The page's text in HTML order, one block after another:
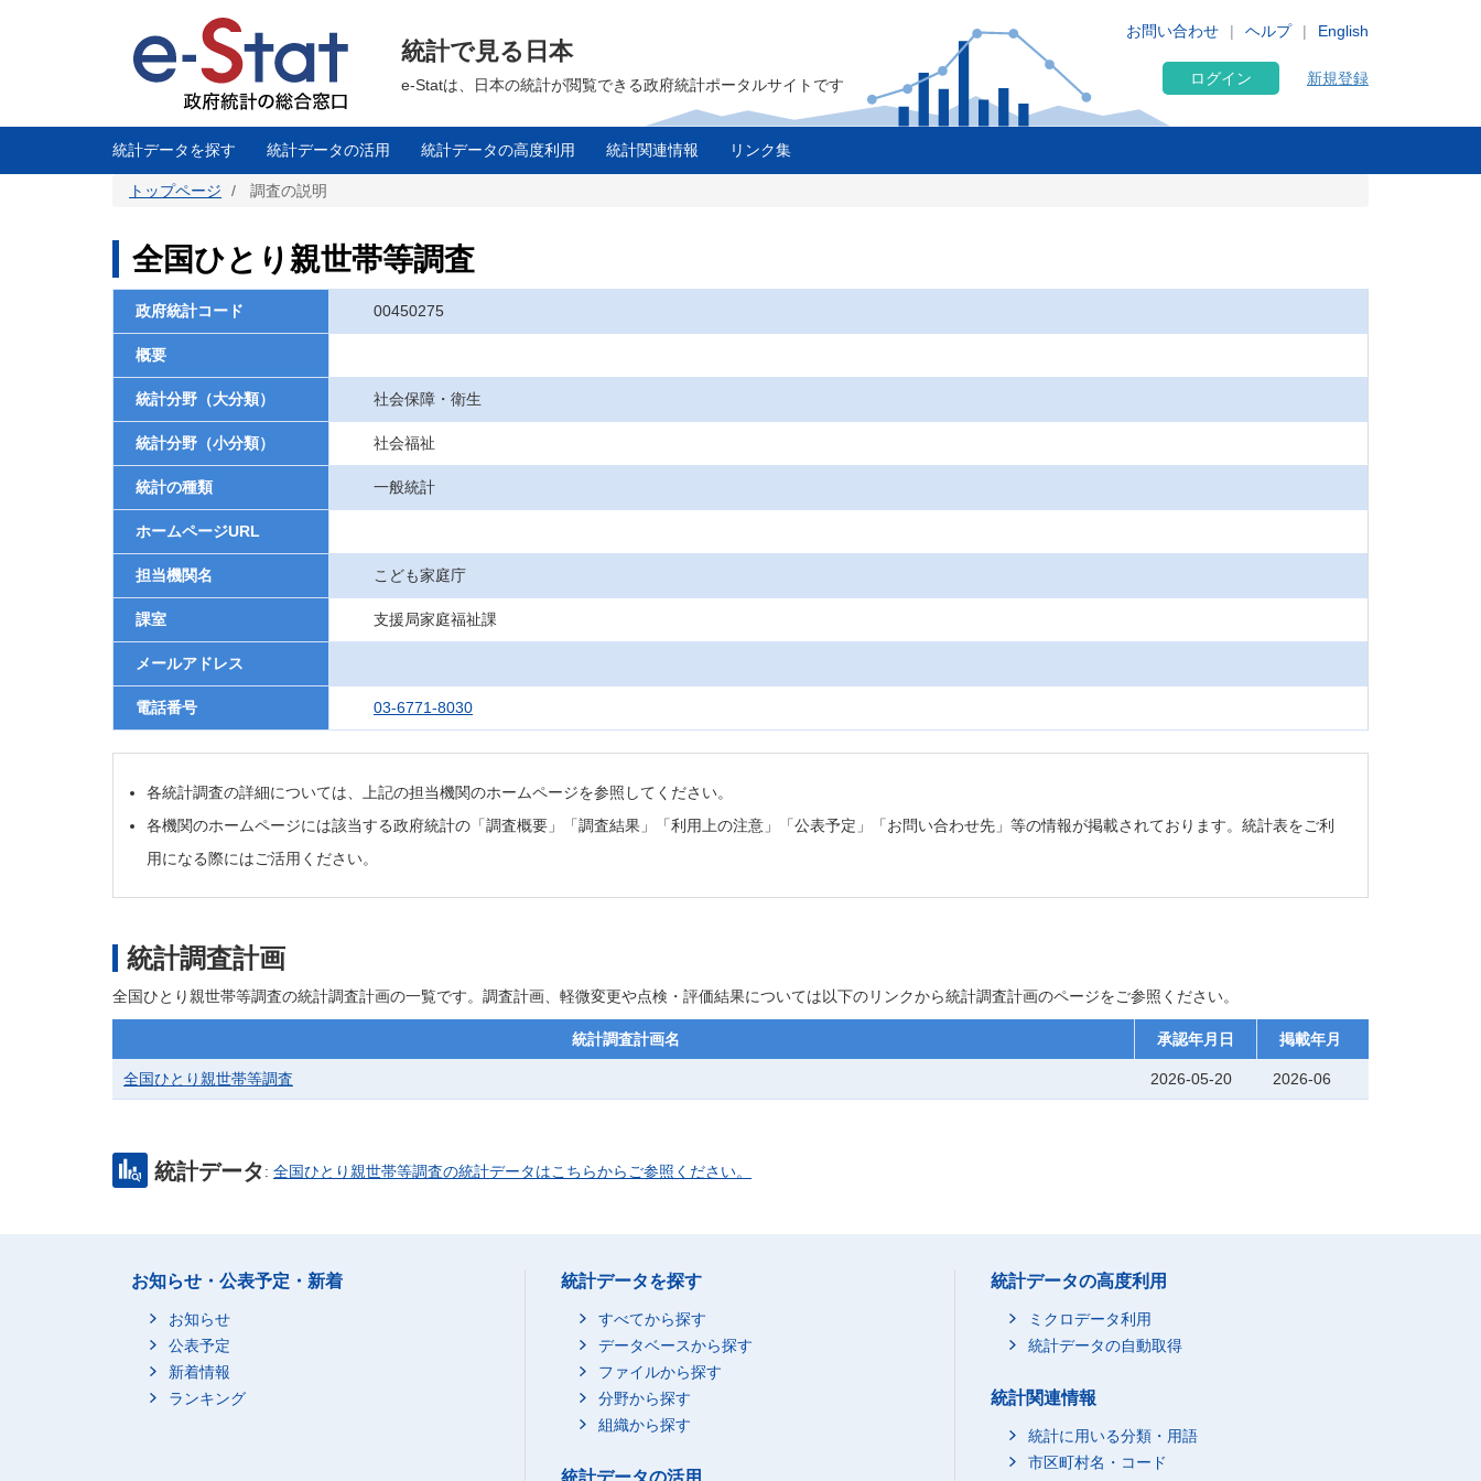
に
English
お問い合わせ ヘルプ
統計で見る日本
e-Statは、日本の統計が閲覧できる政府統計ポータルサイトです ログイン 新規登録
統計データを探す 統計データの活用 統計データの高度利用 統計関連情報 リンク集
トップページ 調査の説明
全国ひとり親世帯等調査
政府統計コード 00450275
概要
統計分野（大分類） 社会保障・衛生
統計分野（小分類） 社会福祉
統計の種類 一般統計
ホームページURL
担当機関名 こども家庭庁
課室 支援局家庭福祉課
メールアドレス
電話番号 03-6771-8030
各統計調査の詳細については、上記の担当機関のホームページを参照してください。
各機関のホームページには該当する政府統計の「調査概要」「調査結果」「利用上の注意」「公表予定」「お問い合わせ先」等の情報が掲載されております。統計表をご利
用になる際にはご活用ください。
統計調査計画
全国ひとり親世帯等調査の統計調査計画の一覧です。調査計画、軽微変更や点検・評価結果については以下のリンクから統計調査計画のページをご参照ください。
統計調査計画名 承認年月日 掲載年月
全国ひとり親世帯等調査 2026-05-20 2026-06
統計データ: 全国ひとり親世帯等調査の統計データはこちらからご参照ください。
お知らせ・公表予定・新着
お知らせ
公表予定
新着情報
ランキング
統計データを探す
すべてから探す
データベースから探す
ファイルから探す
分野から探す
組織から探す
統計データの活用
統計データの高度利用
ミクロデータ利用
統計データの自動取得
統計関連情報
統計に用いる分類・用語
市区町村名・コード